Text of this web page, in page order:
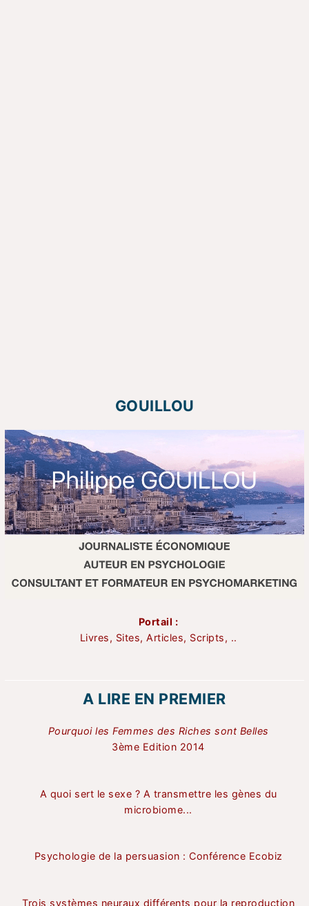
GOUILLOU
Portail :
Livres, Sites, Articles, Scripts, ..
A LIRE EN PREMIER
Pourquoi les Femmes des Riches sont Belles
3ème Edition 2014
A quoi sert le sexe ? A transmettre les gènes du
microbiome...
Psychologie de la persuasion : Conférence Ecobiz
Trois systèmes neuraux différents pour la reproduction